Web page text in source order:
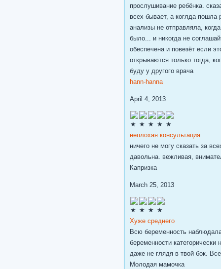
прослушивание ребёнка.
всех бывает, а коглда пошла
анализы не отправляла,
было... и никогда не
обеспечена и повезёт если
открываются только тогда,
буду у другого врача
hann-hanna
April 4, 2013
неплохая консультация
ничего не могу сказать за
давольна. вежливая,
Капризка
March 25, 2013
Хуже среднего
Всю беременность
беременности категорически
даже не глядя в твой бок.
Молодая мамочка